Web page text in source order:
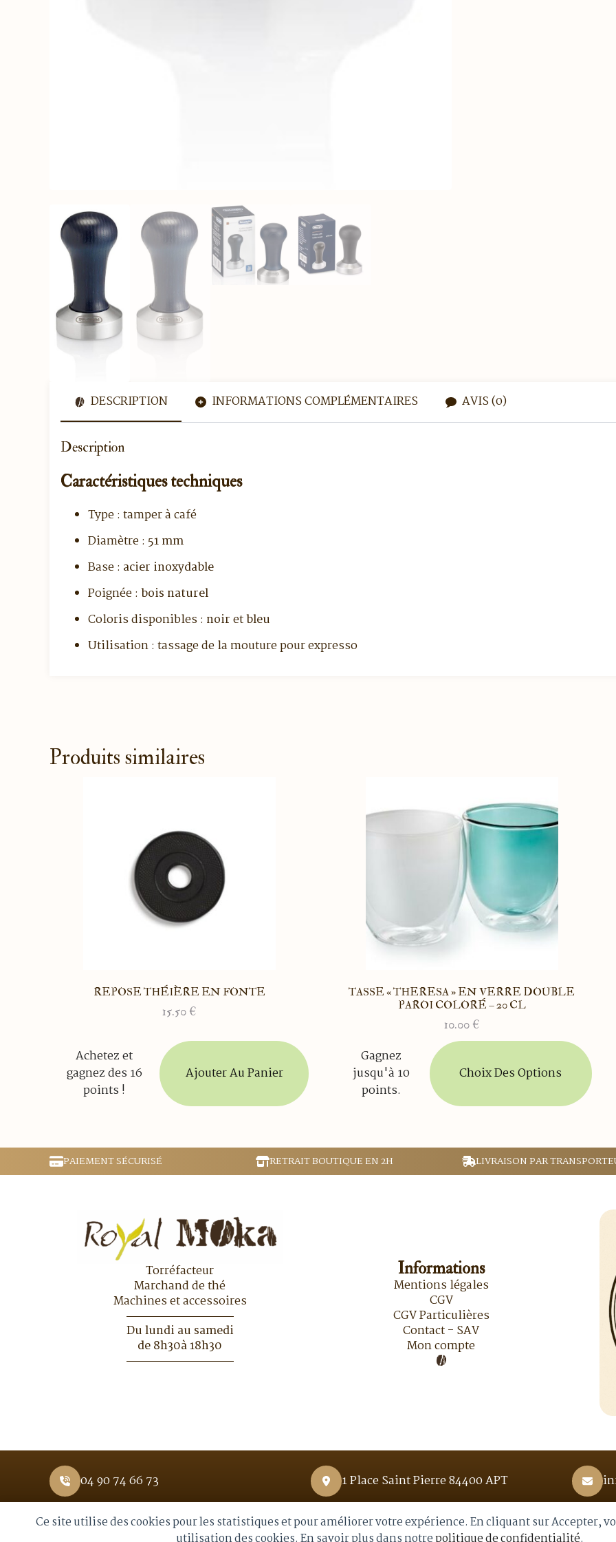
DESCRIPTION INFORMATIONS COMPLÉMENTAIRES AVIS (0)
Description
Caractéristiques techniques
Type : tamper à café
Diamètre : 51 mm
Base : acier inoxydable
Poignée : bois naturel
Coloris disponibles : noiretbleu
Utilisation : tassage de la mouture pour expresso
Produits similaires
REPOSE THÉIÈRE EN FONTE
15.50 €
Achetez et
gagnez des 16
points !
Ajouter Au Panier
TASSE « THERESA » EN VERRE DOUBLE
PAROI COLORÉ – 20 CL
10.00 €
Gagnez
jusqu'à 10
points.
Choix Des Options
produit
plusieurs
peuvent
être
PAIEMENT SÉCURISÉ RETRAIT BOUTIQUE EN 2H LIVRAISON PAR
Torréfacteur
Marchand de thé
Machines et accessoires
Du lundi au samedi
de 8h30à 18h30
Informations
Mentions légales
CGV
CGV Particulières
Contact - SAV
Mon compte
04 90 74 66 73 1 Place Saint Pierre 84400 APT
© 2026 Royal Moka. Tous droits réservés
Ce site utilise des cookies pour les statistiques et pour améliorer votre expérience. En cliquant sur Accepter,